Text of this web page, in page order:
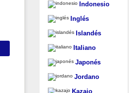
Indonesio
Inglés
Islandés
Italiano
Japonés
Jordano
Kazajo